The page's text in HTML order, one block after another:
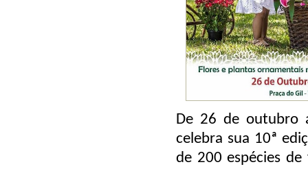
De 26 de outubro
celebra sua 10ª
de 200 espécies de